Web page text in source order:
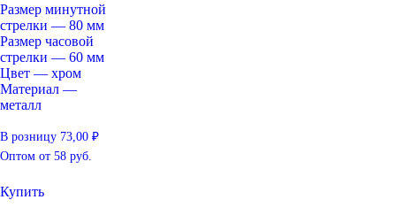
Размер минутной
стрелки — 80 мм
Размер часовой
стрелки — 60 мм
Цвет — хром
Материал —
металл
В розницу 73,00 ₽
Оптом от 58 руб.
Купить